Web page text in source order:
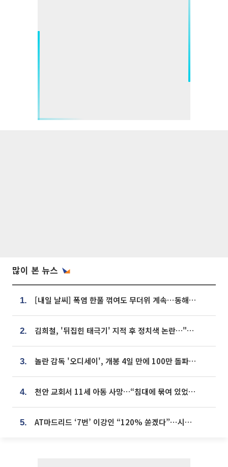
많이 본 뉴스
1. [내일 날씨] 폭염 한풀 꺾여도 무더위 계속⋯동해안 이틀 연속 비
2. 김희철, '뒤집힌 태극기' 지적 후 정치색 논란…"좌우 떠나 우리나라 국기"
3. 놀란 감독 '오디세이', 개봉 4일 만에 100만 돌파⋯'왕사남' 보다 빠르다
4. 천안 교회서 11세 아동 사망…“침대에 묶여 있었다” 진술 확보
5. AT마드리드 ‘7번’ 이강인 “120% 쏟겠다”⋯시메오네 감독 “필요한 선수”